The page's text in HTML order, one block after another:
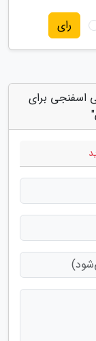
رای
اسفنجی برای